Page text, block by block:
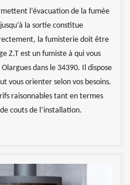
l’évacuation de la fumée
la sortie constitue
la fumisterie doit être
Z.T est un fumiste à qui vous
dans le 34390. Il dispose
vous orienter selon vos besoins.
raisonnables tant en termes
couts de l’installation.